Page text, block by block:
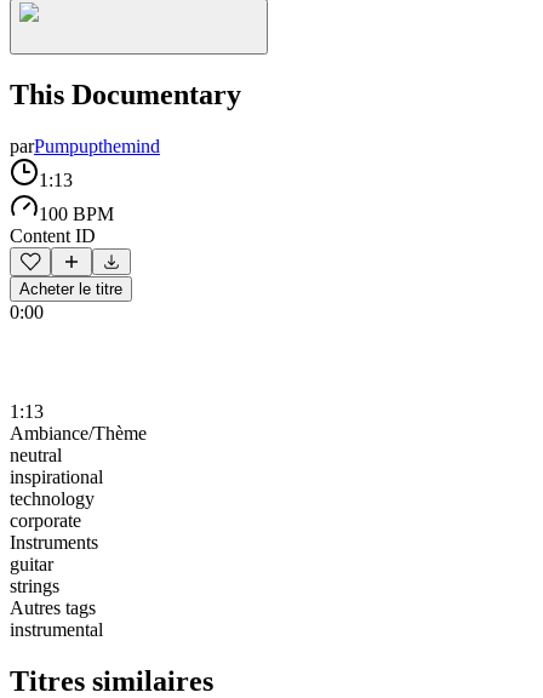
This Documentary
parPumpupthemind
1:13
100 BPM
Content ID
Acheter le titre
0:00
1:13
Ambiance/Thème
neutral
inspirational
technology
corporate
Instruments
guitar
strings
Autres tags
instrumental
Titres similaires